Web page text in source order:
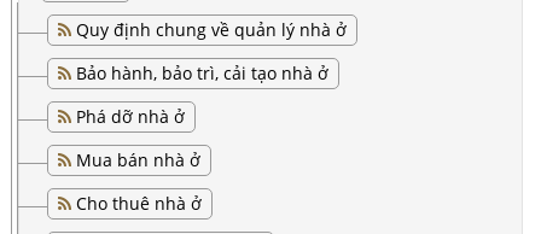
Quy định chung về quản lý nhà ở
Bảo hành, bảo trì, cải tạo nhà ở
Phá dỡ nhà ở
Mua bán nhà ở
Cho thuê nhà ở